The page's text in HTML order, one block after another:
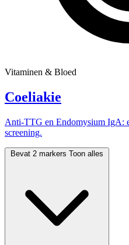
Vitaminen & Bloed
Coeliakie
Anti-TTG en Endomysium IgA:
screening.
Bevat 2 markers Toon alles